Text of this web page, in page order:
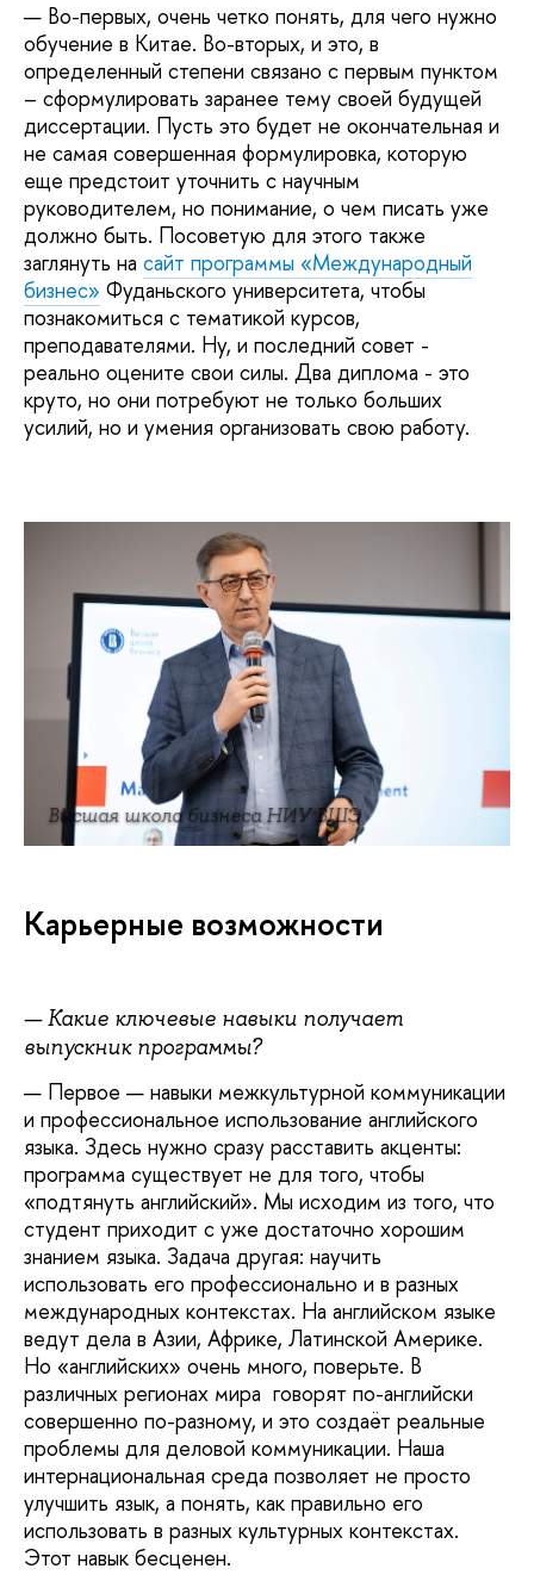
— Во-первых, очень четко понять, для чего нужно
обучение в Китае. Во-вторых, и это, в
определенный степени связано с первым пунктом
– сформулировать заранее тему своей будущей
диссертации. Пусть это будет не окончательная и
не самая совершенная формулировка, которую
еще предстоит уточнить с научным
руководителем, но понимание, о чем писать уже
должно быть. Посоветую для этого также
заглянуть на сайт программы «Международный
бизнес» Фуданьского университета, чтобы
познакомиться с тематикой курсов,
преподавателями. Ну, и последний совет -
реально оцените свои силы. Два диплома - это
круто, но они потребуют не только больших
усилий, но и умения организовать свою работу.
Высшая школа бизнеса НИУ ВШЭ
Карьерные возможности
— Какие ключевые навыки получает
выпускник программы?
— Первое — навыки межкультурной коммуникации
и профессиональное использование английского
языка. Здесь нужно сразу расставить акценты:
программа существует не для того, чтобы
«подтянуть английский». Мы исходим из того, что
студент приходит с уже достаточно хорошим
знанием языка. Задача другая: научить
использовать его профессионально и в разных
международных контекстах. На английском языке
ведут дела в Азии, Африке, Латинской Америке.
Но «английских» очень много, поверьте. В
различных регионах мира говорят по-английски
совершенно по-разному, и это создаёт реальные
проблемы для деловой коммуникации. Наша
интернациональная среда позволяет не просто
улучшить язык, а понять, как правильно его
использовать в разных культурных контекстах.
Этот навык бесценен.